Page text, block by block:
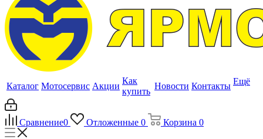
Каталог Мотосервис Акции
Как
купить
Новости Контакты Ещё
Сравнение0 Отложенные 0 Корзина 0